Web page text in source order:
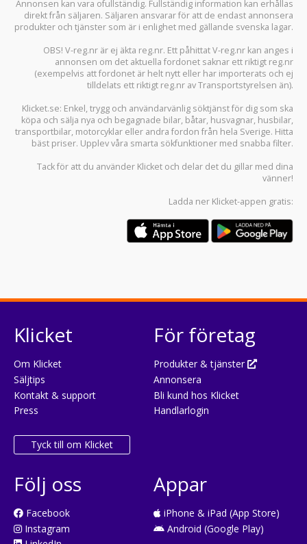
Annonsen kan vara ofullständig. Fullständig information kan erhållas
direkt från säljaren. Säljaren ansvarar för att de endast annonsera
produkter och tjänster som är i enlighet med gällande svenska lagar.
OBS! V-reg.nr är ej äkta reg.nr. Ett påhittat V-reg.nr kan anges i
annonsen om det aktuella fordonet saknar ett riktigt reg.nr
(exempelvis att fordonet är helt nytt eller har importerats och ej
tilldelats ett riktigt reg.nr av Transportstyrelsen än).
Klicket.se: Enkel, trygg och användarvänlig söktjänst för dig som ska
köpa och sälja nya och begagnade bilar, båtar, husvagnar, husbilar,
transportbilar, motorcyklar eller andra fordon från hela Sverige. Hitta
bäst priser. Upplev våra smarta sökfunktioner med snabba filter.
Tack för att du använder Klicket och delar det du gillar med dina
vänner!
Ladda ner Klicket-appen gratis:
Klicket
Om Klicket
Säljtips
Kontakt & support
Press
Tyck till om Klicket
För företag
Produkter & tjänster
Annonsera
Bli kund hos Klicket
Handlarlogin
Följ oss
Facebook
Instagram
Appar
iPhone & iPad (App Store)
Android (Google Play)